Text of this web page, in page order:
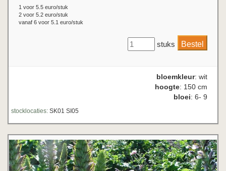
1 voor 5.5 euro/stuk
2 voor 5.2 euro/stuk
vanaf 6 voor 5.1 euro/stuk
stuks
bloemkleur: wit
hoogte: 150 cm
bloei: 6- 9
stocklocaties: SK01 SI05